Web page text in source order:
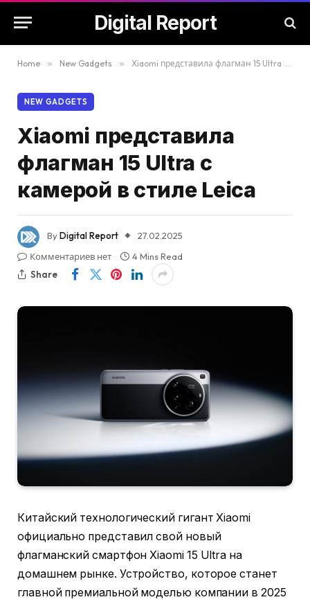
Digital Report
Home » New Gadgets » Xiaomi представила флагман 15 Ultra с камерой в стиле Leica
NEW GADGETS
Xiaomi представила
флагман 15 Ultra с
камерой в стиле Leica
ByDigital Report
27.02.2025
Комментариев нет
4 Mins Read
Share
Китайский технологический гигант Xiaomi
официально представил свой новый
флагманский смартфон Xiaomi 15 Ultra на
домашнем рынке. Устройство, которое станет
главной премиальной моделью компании в 2025